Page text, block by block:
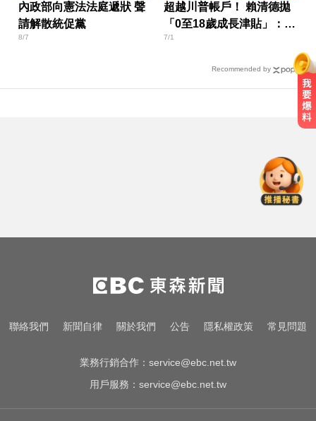
內政部向憲法法庭遞狀 聲
請解散統促黨
8/7
超越川普帳戶！ 賴清德拋
「0至18歲成長津貼」：讓
台灣偉大
7/1
Recommended by
鍵
快訊／颱風假最新！全台9地達標
「停班停課」 風雨預測一次看
拍板了！賴總統：0-18歲每月5千明
聯絡我們 新聞自律 關於我們 公告 隱私權政策 常見問題
業務行銷合作： service@ebc.net.tw
用戶服務： service@ebc.net.tw